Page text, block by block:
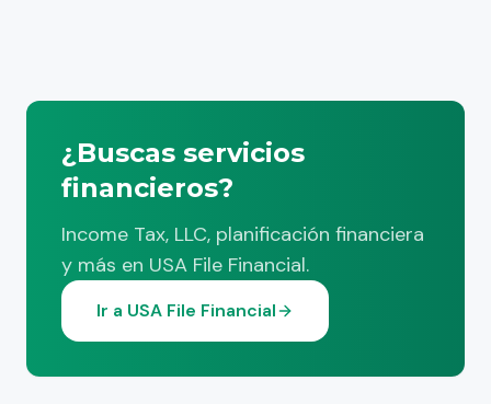
¿Buscas servicios
financieros?
Income Tax, LLC, planificación financiera
y más en USA File Financial.
Ir a USA File Financial